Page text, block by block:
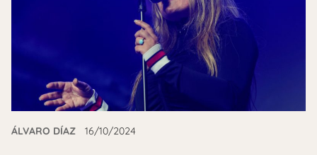
ÁLVARO DÍAZ 16/10/2024